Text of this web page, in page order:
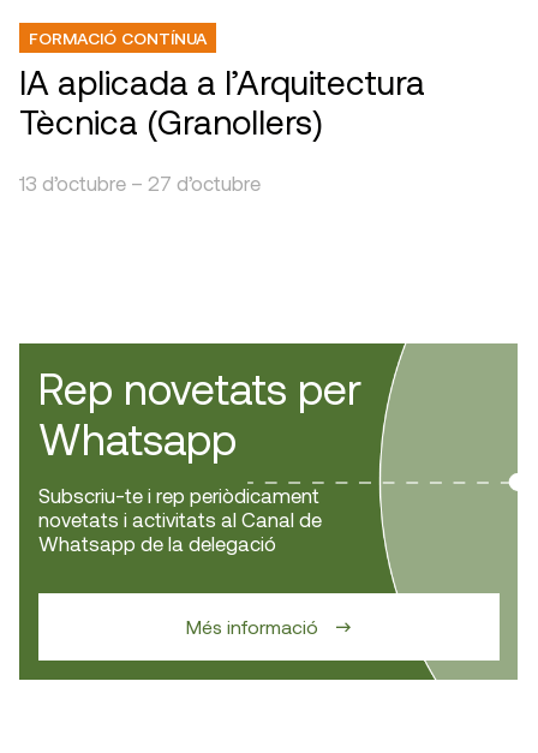
FORMACIÓ CONTÍNUA
IA aplicada a l’Arquitectura
Tècnica (Granollers)
13 d’octubre – 27 d’octubre
Rep novetats per
Whatsapp
Subscriu-te i rep periòdicament
novetats i activitats al Canal de
Whatsapp de la delegació
Més informació